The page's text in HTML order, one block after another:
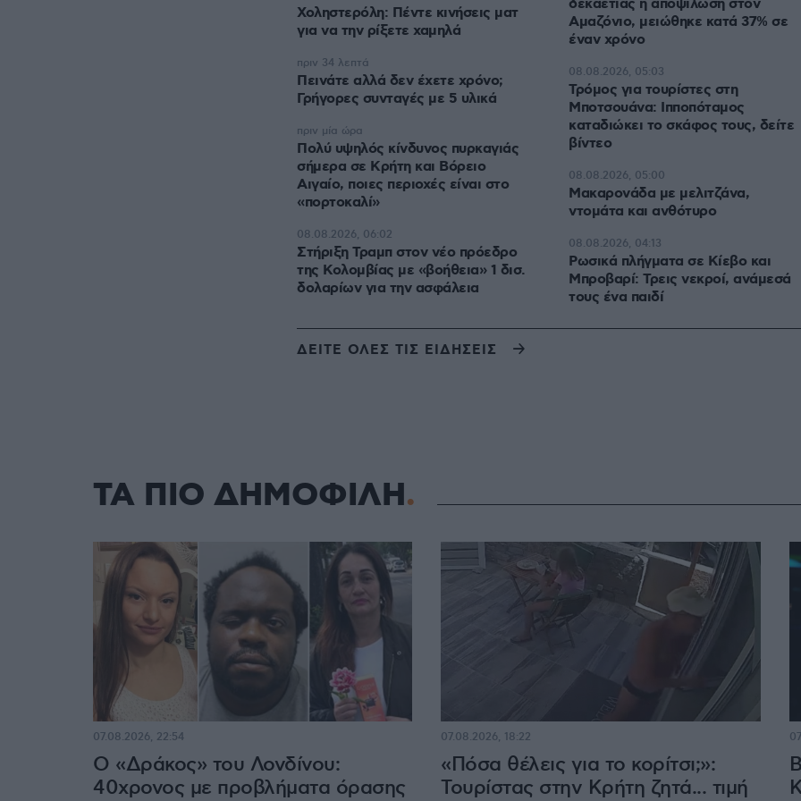
Χοληστερόλη: Πέντε κινήσεις ματ
για να την ρίξετε χαμηλά
Πεινάτε αλλά δεν έχετε χρόνο;
Γρήγορες συνταγές με 5 υλικά
πριν 34 λεπτά
Πολύ υψηλός κίνδυνος πυρκαγιάς
σήμερα σε Κρήτη και Βόρειο
Αιγαίο, ποιες περιοχές είναι στο
«πορτοκαλί»
πριν μία ώρα
Στήριξη Τραμπ στον νέο πρόεδρο
της Κολομβίας με «βοήθεια» 1 δισ.
δολαρίων για την ασφάλεια
08.08.2026, 06:02
δεκαετίας η αποψίλωση στον
Αμαζόνιο, μειώθηκε κατά 37% σε
έναν χρόνο
Τρόμος για τουρίστες στη
Μποτσουάνα: Ιπποπόταμος
καταδιώκει το σκάφος τους, δείτε
βίντεο
08.08.2026, 05:03
Μακαρονάδα με μελιτζάνα,
ντομάτα και ανθότυρο
08.08.2026, 05:00
Ρωσικά πλήγματα σε Κίεβο και
Μπροβαρί: Τρεις νεκροί, ανάμεσά
τους ένα παιδί
08.08.2026, 04:13
ΔΕΙΤΕ ΟΛΕΣ ΤΙΣ ΕΙΔΗΣΕΙΣ
ΤΑ ΠΙΟ ΔΗΜΟΦΙΛΗ
Ο «Δράκος» του Λονδίνου:
40χρονος με προβλήματα όρασης
07.08.2026, 22:54
«Πόσα θέλεις για το κορίτσι;»:
Τουρίστας στην Κρήτη ζητά... τιμή
07.08.2026, 18:22